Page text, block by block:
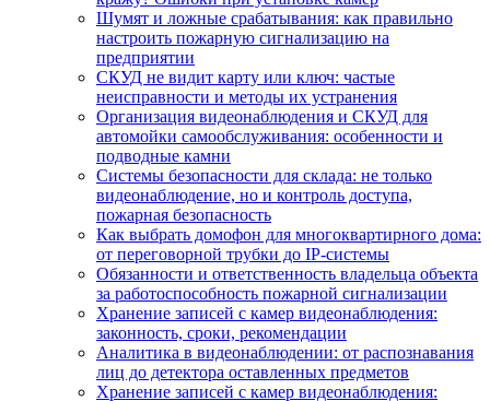
Шумят и ложные срабатывания: как правильно
настроить пожарную сигнализацию на
предприятии
СКУД не видит карту или ключ: частые
неисправности и методы их устранения
Организация видеонаблюдения и СКУД для
автомойки самообслуживания: особенности и
подводные камни
Системы безопасности для склада: не только
видеонаблюдение, но и контроль доступа,
пожарная безопасность
Как выбрать домофон для многоквартирного дома:
от переговорной трубки до IP-системы
Обязанности и ответственность владельца объекта
за работоспособность пожарной сигнализации
Хранение записей с камер видеонаблюдения:
законность, сроки, рекомендации
Аналитика в видеонаблюдении: от распознавания
лиц до детектора оставленных предметов
Хранение записей с камер видеонаблюдения: